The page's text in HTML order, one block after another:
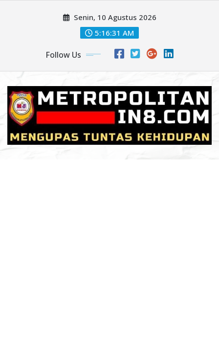
Senin, 10 Agustus 2026
5:16:32 AM
Follow Us